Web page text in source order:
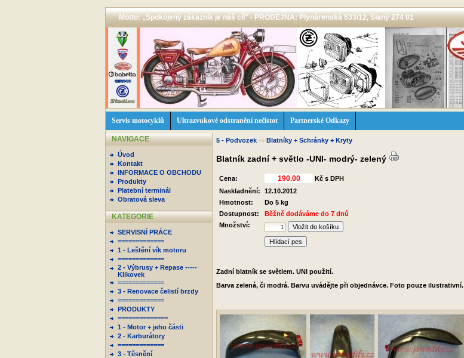
Motto: ,,Spokojený zákazník je náš cíl'' - PRODEJNA: Plynárenská 533/12, Slaný 274 01
Servis motocyklů Ultrazvukové odstranění nečistot Partnerské Odkazy
NAVIGACE
Úvod
Kontakt
INFORMACE O OBCHODU
Produkty
Platební terminál
Obratová sleva
KATEGORIE
SERVISNÍ PRÁCE
=============
1 - Leštění vík motoru
=============
2 - Výbrusy + Repase -----
Klikovek
=============
3 - Renovace čelistí brzdy
=============
PRODUKTY
==============
1 - Motor + jeho části
2 - Karburátory
=============
3 - Těsnění
5 - Podvozek -> Blatníky + Schránky + Kryty
Blatník zadní + světlo -UNI- modrý- zelený
Cena:
Kč s DPH
Naskladnění:
12.10.2012
Hmotnost:
Do 5 kg
Dostupnost:
Běžně dodáváme do 7 dnů
Množství:
Hlídací pes
Zadní blatník se světlem. UNI použití.
Barva zelená, či modrá. Barvu uvádějte při objednávce. Foto pouze ilustrativní.